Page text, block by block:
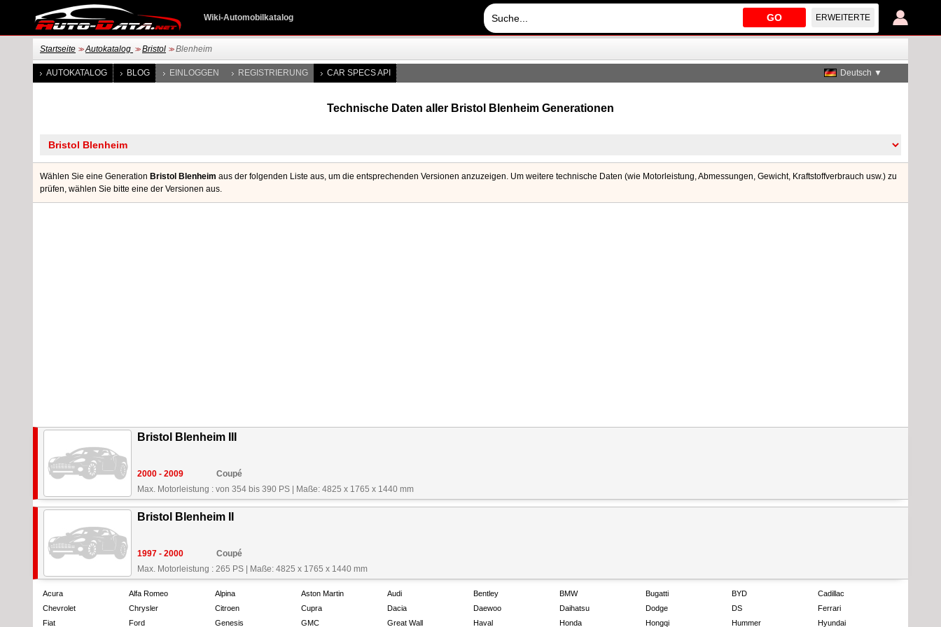
GO ERWEITERTE
Wiki-Automobilkatalog
Startseite >> Autokatalog >> Bristol >> Blenheim
AUTOKATALOG BLOG EINLOGGEN REGISTRIERUNG CAR SPECS API Deutsch ▼
Technische Daten aller Bristol Blenheim Generationen
Wählen Sie eine Generation Bristol Blenheim aus der folgenden Liste aus, um die entsprechenden Versionen anzuzeigen. Um weitere technische Daten (wie Motorleistung, Abmessungen, Gewicht, Kraftstoffverbrauch usw.) zu
prüfen, wählen Sie bitte eine der Versionen aus.
Bristol Blenheim III
2000 - 2009
Coupé
Max. Motorleistung : von 354 bis 390 PS
Maße: 4825 x 1765 x 1440 mm
Bristol Blenheim II
1997 - 2000
Coupé
Max. Motorleistung : 265 PS
Maße: 4825 x 1765 x 1440 mm
Acura Alfa Romeo Alpina Aston Martin Audi Bentley BMW Bugatti BYD
Cadillac
Chevrolet
Chrysler Citroen Cupra Dacia Daewoo Daihatsu Dodge DS
Ferrari
Fiat
Ford Genesis GMC Great Wall Haval Honda Hongqi Hummer Hyundai